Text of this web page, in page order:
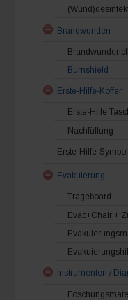
Brandwunden
Burnshield
Erste-Hilfe-Koffer
Erste-Hilfe
Nachfüllung
Erste-Hilfe-
Evakuierung
Trageboard
Evac+Chair +
Instrumenten /